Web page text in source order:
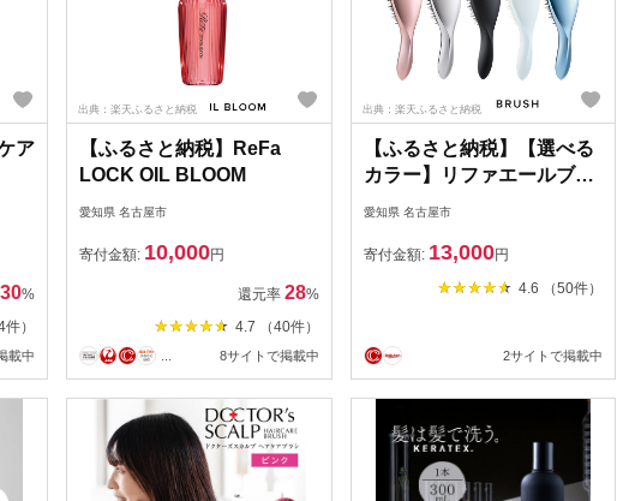
ア
30%
）
載中
出典：楽天ふるさと納税
【ふるさと納税】ReFa
LOCK OIL BLOOM
愛知県 名古屋市
寄付金額: 10,000円
還元率 28%
4.7 （40件）
8サイトで掲載中
出典：楽天ふるさと納税
【ふるさと納税】【選べる
カラー】リファエールブラ
シ
愛知県 名古屋市
寄付金額: 13,000円
4.6 （50件）
2サイトで掲載中